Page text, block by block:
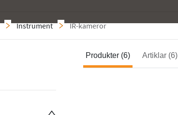
Instrument IR-kameror
Produkter (6) Artiklar (6)